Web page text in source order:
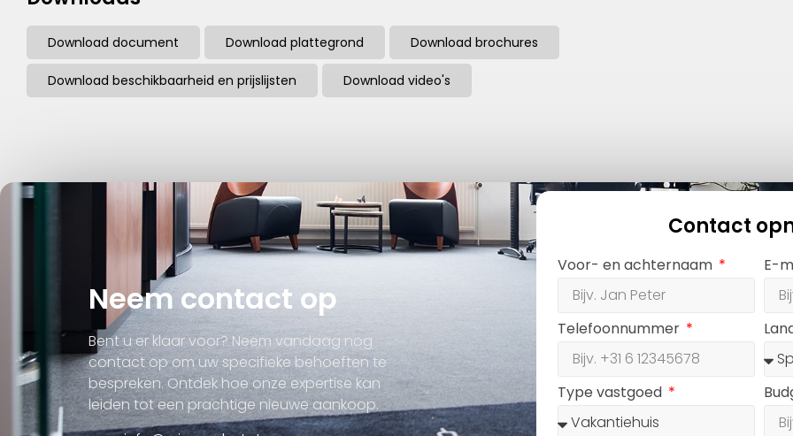
Download document Download plattegrond Download brochures
Download beschikbaarheid en prijslijsten Download video's
Neem contact op
Bent u er klaar voor? Neem vandaag nog
contact op om uw specifieke behoeften te
bespreken. Ontdek hoe onze expertise kan
leiden tot een prachtige nieuwe aankoop.
Contact
Voor- en achternaam E-
Telefoonnummer
Type vastgoed